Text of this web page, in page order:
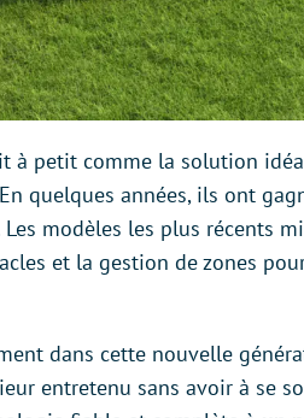
à petit comme la solution
quelques années, ils ont
Les modèles les plus récents
et la gestion de zones
dans cette nouvelle
entretenu sans avoir à se